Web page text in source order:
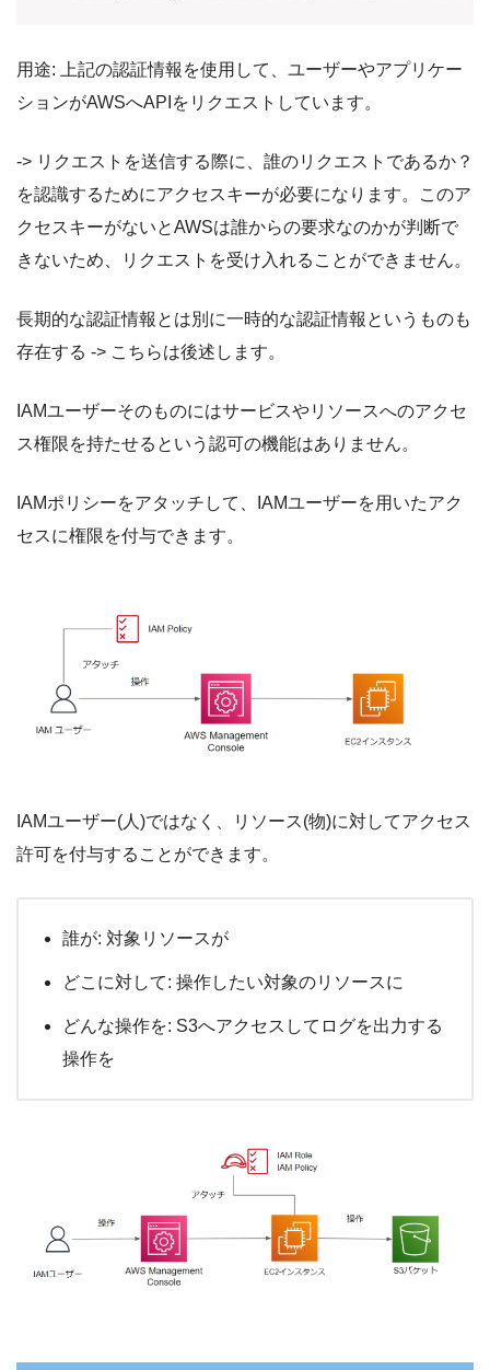
用途: 上記の認証情報を使用して、ユーザーやアプリケー
ションがAWSへAPIをリクエストしています。
-> リクエストを送信する際に、誰のリクエストであるか？
を認識するためにアクセスキーが必要になります。このア
クセスキーがないとAWSは誰からの要求なのかが判断で
きないため、リクエストを受け入れることができません。
長期的な認証情報とは別に一時的な認証情報というものも
存在する -> こちらは後述します。
IAMユーザーそのものにはサービスやリソースへのアクセ
ス権限を持たせるという認可の機能はありません。
IAMポリシーをアタッチして、IAMユーザーを用いたアク
セスに権限を付与できます。
IAMユーザー(人)ではなく、リソース(物)に対してアクセス
許可を付与することができます。
誰が: 対象リソースが
どこに対して: 操作したい対象のリソースに
どんな操作を: S3へアクセスしてログを出力する
操作を